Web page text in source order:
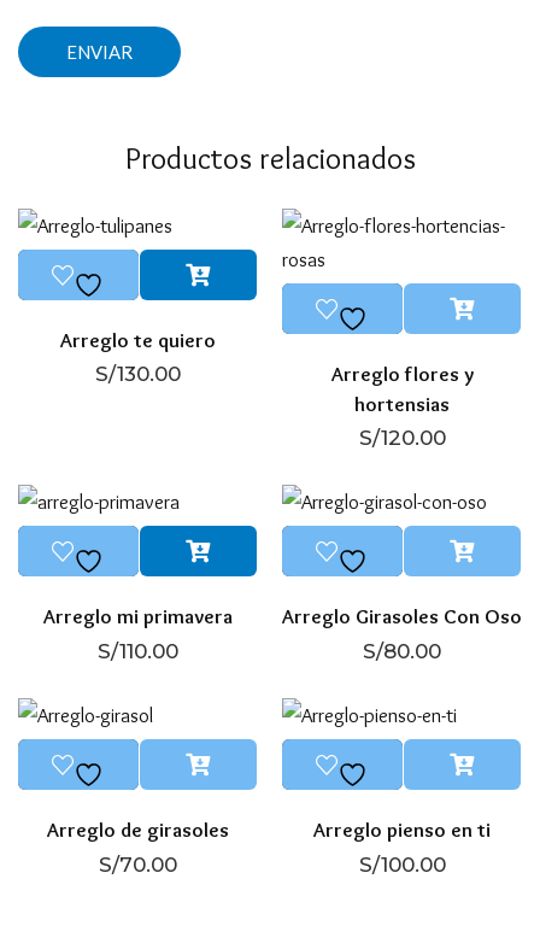
Productos relacionados
Arreglo te quiero
S/130.00
Arreglo flores y
hortensias
S/120.00
Arreglo mi primavera
S/110.00
Arreglo Girasoles Con Oso
S/80.00
Arreglo de girasoles
S/70.00
Arreglo pienso en ti
S/100.00